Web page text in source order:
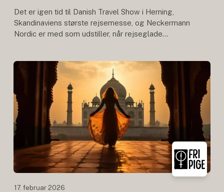
Det er igen tid til Danish Travel Show i Herning,
Skandinaviens største rejsemesse, og Neckermann
Nordic er med som udstiller, når rejseglade
17. februar 2026